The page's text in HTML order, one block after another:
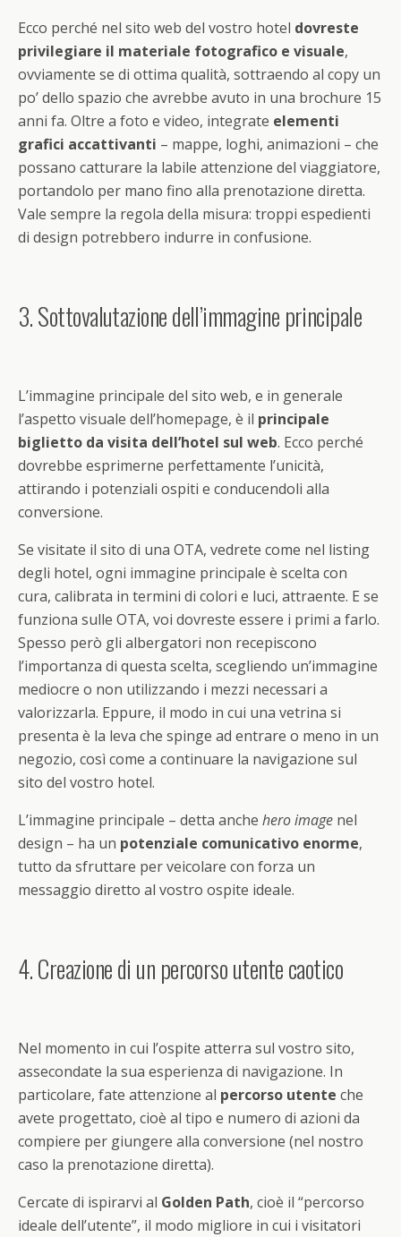
Ecco perché nel sito web del vostro hotel dovreste
privilegiare il materiale fotografico e visuale,
ovviamente se di ottima qualità, sottraendo al copy un
po’ dello spazio che avrebbe avuto in una brochure 15
anni fa. Oltre a foto e video, integrate elementi
grafici accattivanti – mappe, loghi, animazioni – che
possano catturare la labile attenzione del viaggiatore,
portandolo per mano fino alla prenotazione diretta.
Vale sempre la regola della misura: troppi espedienti
di design potrebbero indurre in confusione.
3. Sottovalutazione dell’immagine principale
L’immagine principale del sito web, e in generale
l’aspetto visuale dell’homepage, è il principale
biglietto da visita dell’hotel sul web. Ecco perché
dovrebbe esprimerne perfettamente l’unicità,
attirando i potenziali ospiti e conducendoli alla
conversione.
Se visitate il sito di una OTA, vedrete come nel listing
degli hotel, ogni immagine principale è scelta con
cura, calibrata in termini di colori e luci, attraente. E se
funziona sulle OTA, voi dovreste essere i primi a farlo.
Spesso però gli albergatori non recepiscono
l’importanza di questa scelta, scegliendo un’immagine
mediocre o non utilizzando i mezzi necessari a
valorizzarla. Eppure, il modo in cui una vetrina si
presenta è la leva che spinge ad entrare o meno in un
negozio, così come a continuare la navigazione sul
sito del vostro hotel.
L’immagine principale – detta anche hero image nel
design – ha un potenziale comunicativo enorme,
tutto da sfruttare per veicolare con forza un
messaggio diretto al vostro ospite ideale.
4. Creazione di un percorso utente caotico
Nel momento in cui l’ospite atterra sul vostro sito,
assecondate la sua esperienza di navigazione. In
particolare, fate attenzione al percorso utente che
avete progettato, cioè al tipo e numero di azioni da
compiere per giungere alla conversione (nel nostro
caso la prenotazione diretta).
Cercate di ispirarvi al Golden Path, cioè il “percorso
ideale dell’utente”, il modo migliore in cui i visitatori